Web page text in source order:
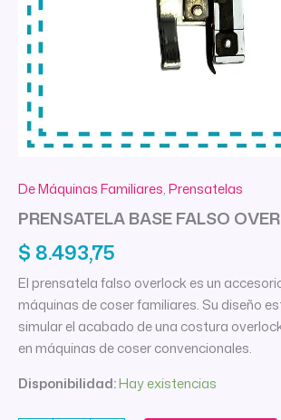
De Máquinas Familiares,Prensatelas
PRENSATELA BASE FALSO
$ 8.493,75
El prensatela falso overlock es un
máquinas de coser familiares. Su diseño
simular el acabado de una costura
en máquinas de coser convencionales.
Disponibilidad:Hay existencias